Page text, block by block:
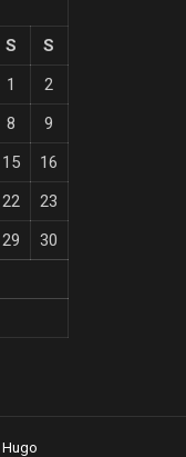
S S
1
2
8
9
15
16
22
23
29
30
Hugo